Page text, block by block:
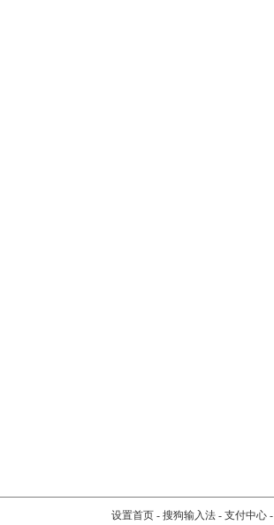
设置首页- 搜狗输入法- 支付中心-